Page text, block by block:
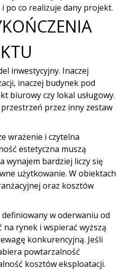
po co realizuje dany projekt.
inwestycyjny. Inaczej
inaczej budynek pod
biurowy czy lokal usługowy.
przez inny zestaw
wrażenie i czytelna
estetyczna muszą
wynajem bardziej liczy się
użytkowanie. W obiektach
oraz kosztów
w oderwaniu od
na rynek i wspierać wyższą
konkurencyjną. Jeśli
powtarzalność
kosztów eksploatacji.